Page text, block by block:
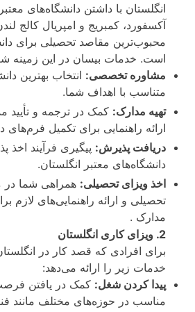
انگلستان با داشتن دانشگاه‌های
آکسفورد، کمبریج و امپریال کالج
محبوب‌ترین مقاصد تحصیلی برای
است. خدمات بیسان در این زمینه
مشاوره تخصصی: انتخاب بهترین
متناسب با اهداف شما.
تهیه مدارک: کمک در ترجمه و تأیید
ارائه راهنمایی برای تکمیل
دریافت پذیرش: پیگیری فرآیند اخذ
دانشگاه‌های معتبر انگلستان.
اخذ ویزای تحصیلی: همراهی شما در
تحصیلی و ارائه راهنمایی‌های لازم
مدارک .
2. ویزای کاری انگلستان
برای افرادی که قصد کار در
خدمات زیر را ارائه می‌دهد:
پیدا کردن شغل: کمک در یافتن
مناسب در حوزه‌های مختلف مانند